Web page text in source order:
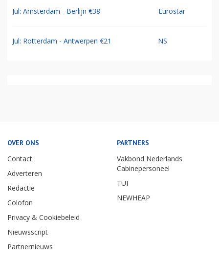
Jul: Amsterdam - Berlijn €38 Eurostar
Jul: Rotterdam - Antwerpen €21 NS
OVER ONS
Contact
Adverteren
Redactie
Colofon
Privacy & Cookiebeleid
Nieuwsscript
Partnernieuws
PARTNERS
Vakbond Nederlands
Cabinepersoneel
TUI
NEWHEAP